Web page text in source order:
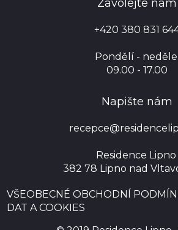
Zavolejte nám
+420 380 831
Pondělí - neděle:
09.00 - 17.00
Napište nám
Residence Lipno
382 78 Lipno nad
VŠEOBECNÉ OBCHODNÍ
DAT A COOKIES